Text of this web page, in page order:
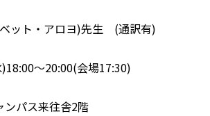
ット・アロヨ)先生 (通訳有)
〜20:00(会場17:30)
ンパス来往舎2階